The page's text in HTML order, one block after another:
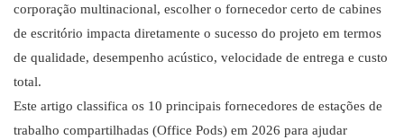
corporação multinacional, escolher o fornecedor certo de cabines
de escritório impacta diretamente o sucesso do projeto em termos
de qualidade, desempenho acústico, velocidade de entrega e custo
total.
Este artigo classifica os 10 principais fornecedores de estações de
trabalho compartilhadas (Office Pods) em 2026 para ajudar